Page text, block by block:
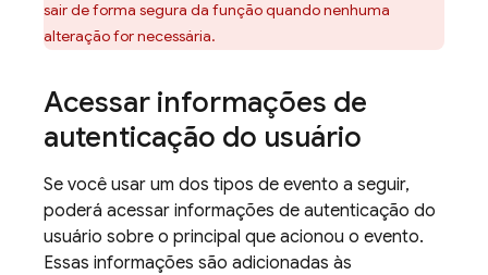
sair de forma segura da função quando nenhuma
alteração for necessária.
Acessar informações de
autenticação do usuário
Se você usar um dos tipos de evento a seguir,
poderá acessar informações de autenticação do
usuário sobre o principal que acionou o evento.
Essas informações são adicionadas às